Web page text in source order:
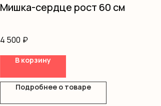
Мишка-сердце рост 60 см
4 500 ₽
В корзину
Подробнее о товаре